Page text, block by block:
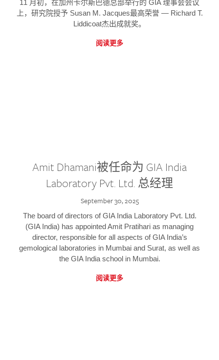
11 月初，在加州卡尔斯巴德总部举行的 GIA 理事会会议
上，研究院授予 Susan M. Jacques最高荣誉 — Richard T.
Liddicoat杰出成就奖。
阅读更多
Amit Dhamani被任命为 GIA India
Laboratory Pvt. Ltd. 总经理
September 30, 2025
The board of directors of GIA India Laboratory Pvt. Ltd.
(GIA India) has appointed Amit Pratihari as managing
director, responsible for all aspects of GIA India’s
gemological laboratories in Mumbai and Surat, as well as
the GIA India school in Mumbai.
阅读更多